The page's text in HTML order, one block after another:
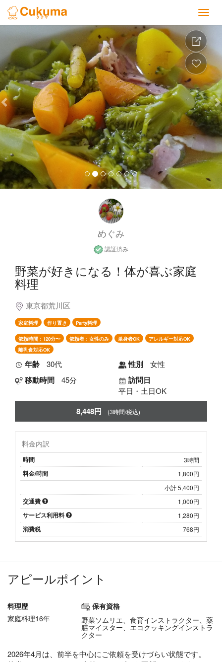
Previous
めぐみ
認証済み
野菜が好きになる！体が喜ぶ家庭
料理
東京都荒川区
家庭料理 作り置き Party料理
依頼時間：120分〜 依頼者：女性のみ 単身者OK
アレルギー対応OK
離乳食対応OK
年齢 30代 性別 女性
移動時間 45分 訪問日
平日・土日OK
8,448円 (3時間/税込)
料金内訳
時間 3時間
料金/時間
1,800円
小計 5,400円
交通費 1,000円
サービス利用料 1,280円
消費税 768円
アピールポイント
料理歴
家庭料理16年
保有資格
野菜ソムリエ、食育インストラクター、薬
膳マイスター、エコクッキングインストラ
クター
2026年4月は、前半を中心にご依頼を受けづらい状態です。